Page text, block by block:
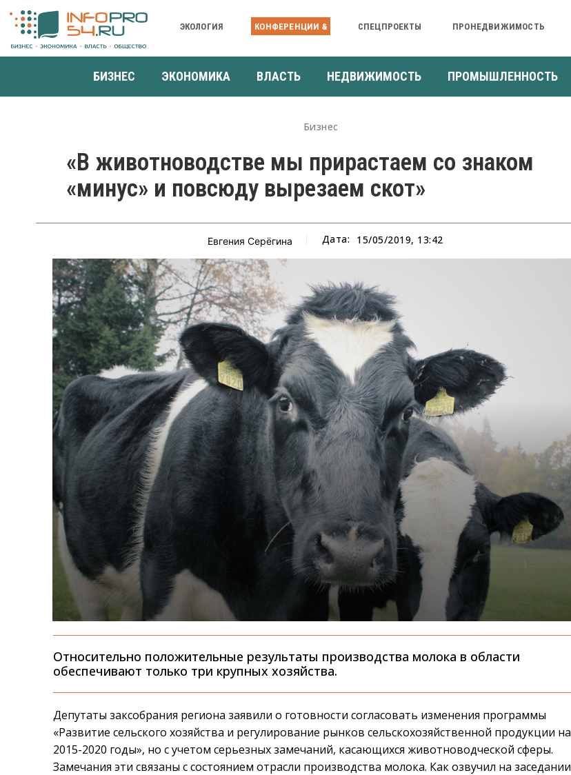
ЭКОЛОГИЯ КОНФЕРЕНЦИИ & СПЕЦПРОЕКТЫ ПРОНЕДВИЖИМОСТЬ
БИЗНЕС ЭКОНОМИКА ВЛАСТЬ НЕДВИЖИМОСТЬ ПРОМЫШЛЕННОСТЬ
Бизнес
«В животноводстве мы прирастаем со знаком
«минус» и повсюду вырезаем скот»
Евгения Серёгина Дата: 15/05/2019, 13:42
Относительно положительные результаты производства молока в области
обеспечивают только три крупных хозяйства.
Депутаты заксобрания региона заявили о готовности согласовать изменения программы
«Развитие сельского хозяйства и регулирование рынков сельскохозяйственной продукции на
2015-2020 годы», но с учетом серьезных замечаний, касающихся животноводческой сферы.
Замечания эти связаны с состоянием отрасли производства молока. Как озвучил на заседании